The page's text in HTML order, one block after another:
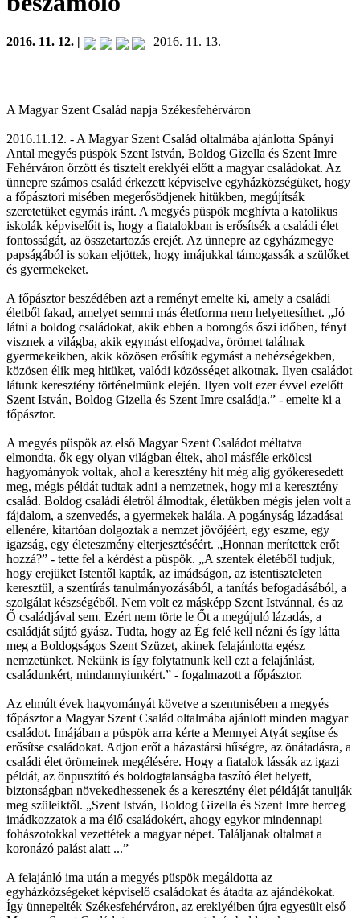
2016. 11. 12. | | 2016. 11. 13.
A Magyar Szent Család napja Székesfehérváron
2016.11.12. - A Magyar Szent Család oltalmába ajánlotta Spányi
Antal megyés püspök Szent István, Boldog Gizella és Szent Imre
Fehérváron őrzött és tisztelt ereklyéi előtt a magyar családokat. Az
ünnepre számos család érkezett képviselve egyházközségüket, hogy
a főpásztori misében megerősödjenek hitükben, megújítsák
szeretetüket egymás iránt. A megyés püspök meghívta a katolikus
iskolák képviselőit is, hogy a fiatalokban is erősítsék a családi élet
fontosságát, az összetartozás erejét. Az ünnepre az egyházmegye
papságából is sokan eljöttek, hogy imájukkal támogassák a szülőket
és gyermekeket.
A főpásztor beszédében azt a reményt emelte ki, amely a családi
életből fakad, amelyet semmi más életforma nem helyettesíthet. „Jó
látni a boldog családokat, akik ebben a borongós őszi időben, fényt
visznek a világba, akik egymást elfogadva, örömet találnak
gyermekeikben, akik közösen erősítik egymást a nehézségekben,
közösen élik meg hitüket, valódi közösséget alkotnak. Ilyen családot
látunk keresztény történelmünk elején. Ilyen volt ezer évvel ezelőtt
Szent István, Boldog Gizella és Szent Imre családja.” - emelte ki a
főpásztor.
A megyés püspök az első Magyar Szent Családot méltatva
elmondta, ők egy olyan világban éltek, ahol másféle erkölcsi
hagyományok voltak, ahol a keresztény hit még alig gyökeresedett
meg, mégis példát tudtak adni a nemzetnek, hogy mi a keresztény
család. Boldog családi életről álmodtak, életükben mégis jelen volt a
fájdalom, a szenvedés, a gyermekek halála. A pogányság lázadásai
ellenére, kitartóan dolgoztak a nemzet jövőjéért, egy eszme, egy
igazság, egy életeszmény elterjesztéséért. „Honnan merítettek erőt
hozzá?” - tette fel a kérdést a püspök. „A szentek életéből tudjuk,
hogy erejüket Istentől kapták, az imádságon, az istentiszteleten
keresztül, a szentírás tanulmányozásából, a tanítás befogadásából, a
szolgálat készségéből. Nem volt ez másképp Szent Istvánnal, és az
Ő családjával sem. Ezért nem törte le Őt a megújuló lázadás, a
családját sújtó gyász. Tudta, hogy az Ég felé kell nézni és így látta
meg a Boldogságos Szent Szüzet, akinek felajánlotta egész
nemzetünket. Nekünk is így folytatnunk kell ezt a felajánlást,
családunkért, mindannyiunkért.” - fogalmazott a főpásztor.
Az elmúlt évek hagyományát követve a szentmisében a megyés
főpásztor a Magyar Szent Család oltalmába ajánlott minden magyar
családot. Imájában a püspök arra kérte a Mennyei Atyát segítse és
erősítse családokat. Adjon erőt a házastársi hűségre, az önátadásra, a
családi élet örömeinek megélésére. Hogy a fiatalok lássák az igazi
példát, az önpusztító és boldogtalanságba taszító élet helyett,
biztonságban növekedhessenek és a keresztény élet példáját tanulják
meg szüleiktől. „Szent István, Boldog Gizella és Szent Imre herceg
imádkozzatok a ma élő családokért, ahogy egykor mindennapi
fohászotokkal vezettétek a magyar népet. Találjanak oltalmat a
koronázó palást alatt ...”
A felajánló ima után a megyés püspök megáldotta az
egyházközségeket képviselő családokat és átadta az ajándékokat.
Így ünnepelték Székesfehérváron, az ereklyéiben újra egyesült első